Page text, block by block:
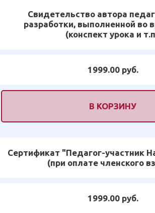
Свидетельство автора
разработки, выполненной во
(конспект урока и
1999.00 руб.
В КОРЗИНУ
Сертификат "Педагог-участник
(при оплате членского
1999.00 руб.